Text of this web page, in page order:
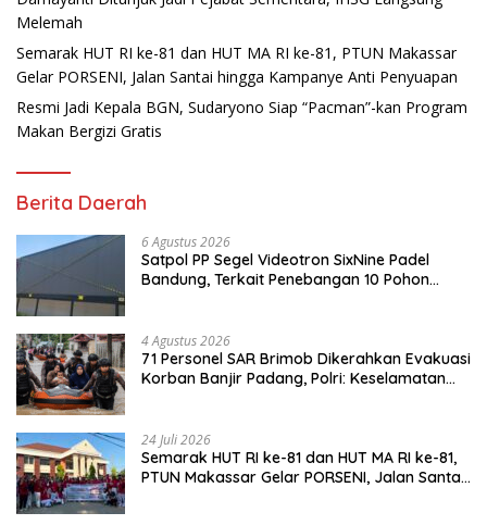
Melemah
Semarak HUT RI ke-81 dan HUT MA RI ke-81, PTUN Makassar
Gelar PORSENI, Jalan Santai hingga Kampanye Anti Penyuapan
Resmi Jadi Kepala BGN, Sudaryono Siap “Pacman”-kan Program
Makan Bergizi Gratis
Berita Daerah
6 Agustus 2026
Satpol PP Segel Videotron SixNine Padel
Bandung, Terkait Penebangan 10 Pohon
4 Agustus 2026
71 Personel SAR Brimob Dikerahkan Evakuasi
Korban Banjir Padang, Polri: Keselamatan
24 Juli 2026
Semarak HUT RI ke-81 dan HUT MA RI ke-81,
PTUN Makassar Gelar PORSENI, Jalan Santai